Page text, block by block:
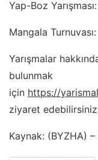
Yap-Boz
Mangala
Yarışmalar
bulunmak
için https://
ziyaret
Kaynak: (BYZHA)